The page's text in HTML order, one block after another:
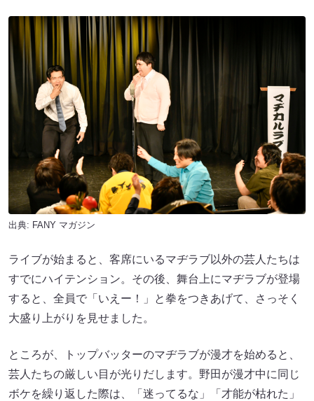
出典: FANY マガジン
ライブが始まると、客席にいるマヂラブ以外の芸人たちは
すでにハイテンション。その後、舞台上にマヂラブが登場
すると、全員で「いえー！」と拳をつきあげて、さっそく
大盛り上がりを見せました。
ところが、トップバッターのマヂラブが漫才を始めると、
芸人たちの厳しい目が光りだします。野田が漫才中に同じ
ボケを繰り返した際は、「迷ってるな」「才能が枯れた」